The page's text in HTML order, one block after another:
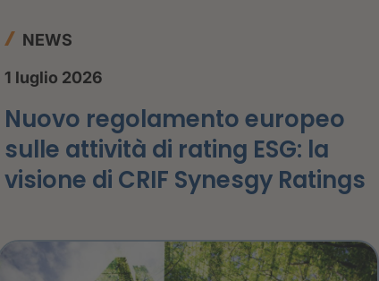
NEWS
1 luglio 2026
Nuovo regolamento europeo
sulle attività di rating ESG: la
visione di CRIF Synesgy Ratings